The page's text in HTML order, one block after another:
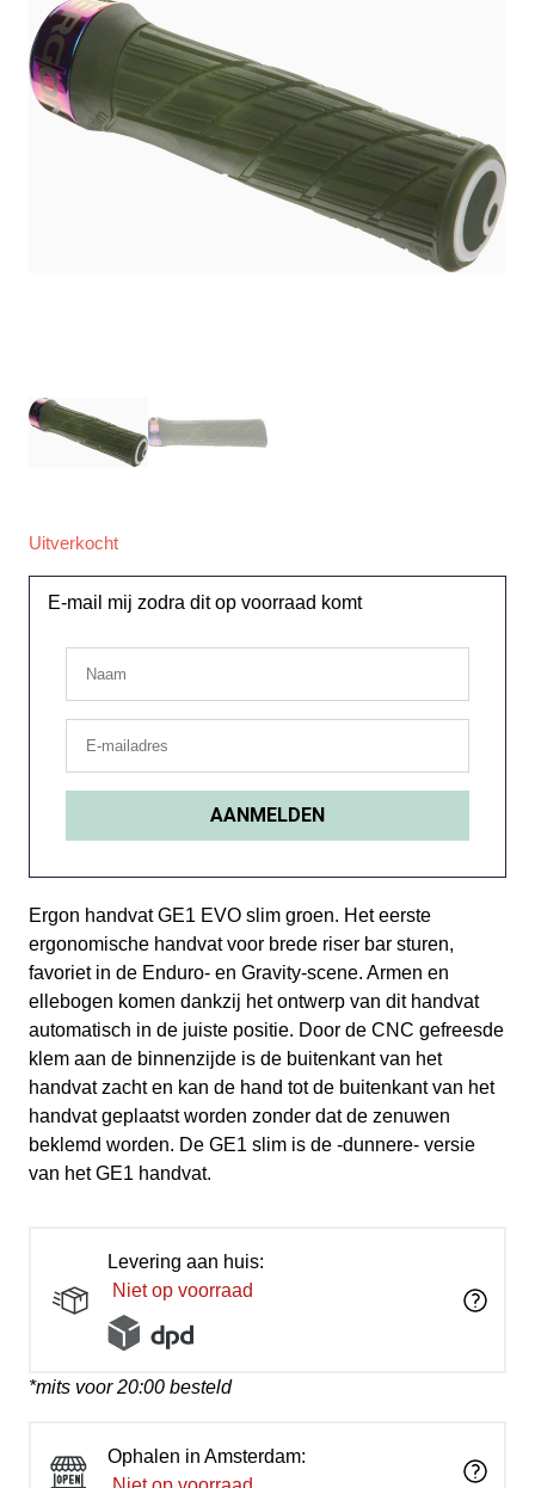
Uitverkocht
E-mail mij zodra dit op voorraad komt
Ergon handvat GE1 EVO slim groen. Het eerste
ergonomische handvat voor brede riser bar sturen,
favoriet in de Enduro- en Gravity-scene. Armen en
ellebogen komen dankzij het ontwerp van dit handvat
automatisch in de juiste positie. Door de CNC gefreesde
klem aan de binnenzijde is de buitenkant van het
handvat zacht en kan de hand tot de buitenkant van het
handvat geplaatst worden zonder dat de zenuwen
beklemd worden. De GE1 slim is de -dunnere- versie
van het GE1 handvat.
Levering aan huis:
Niet op voorraad
*mits voor 20:00 besteld
Ophalen in Amsterdam: